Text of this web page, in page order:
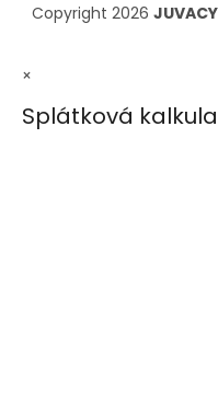
Copyright 2026
×
Splátková